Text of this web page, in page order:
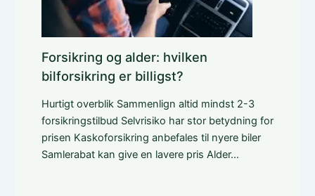
Forsikring og alder: hvilken
bilforsikring er billigst?
Hurtigt overblik Sammenlign altid mindst 2-3
forsikringstilbud Selvrisiko har stor betydning for
prisen Kaskoforsikring anbefales til nyere biler
Samlerabat kan give en lavere pris Alder…